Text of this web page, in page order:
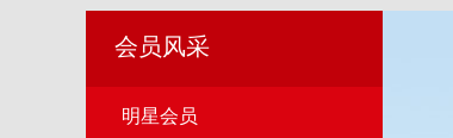
会员风采
明星会员